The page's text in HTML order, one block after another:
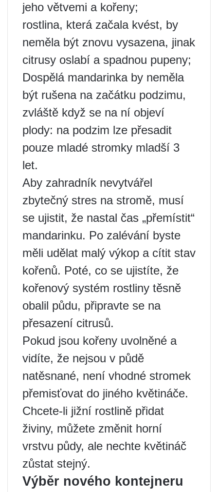
jeho větvemi a kořeny;
rostlina, která začala kvést, by
neměla být znovu vysazena, jinak
citrusy oslabí a spadnou pupeny;
Dospělá mandarinka by neměla
být rušena na začátku podzimu,
zvláště když se na ní objeví
plody: na podzim lze přesadit
pouze mladé stromky mladší 3
let.
Aby zahradník nevytvářel
zbytečný stres na stromě, musí
se ujistit, že nastal čas „přemístit“
mandarinku. Po zalévání byste
měli udělat malý výkop a cítit stav
kořenů. Poté, co se ujistíte, že
kořenový systém rostliny těsně
obalil půdu, připravte se na
přesazení citrusů.
Pokud jsou kořeny uvolněné a
vidíte, že nejsou v půdě
natěsnané, není vhodné stromek
přemisťovat do jiného květináče.
Chcete-li jižní rostlině přidat
živiny, můžete změnit horní
vrstvu půdy, ale nechte květináč
zůstat stejný.
Výběr nového kontejneru